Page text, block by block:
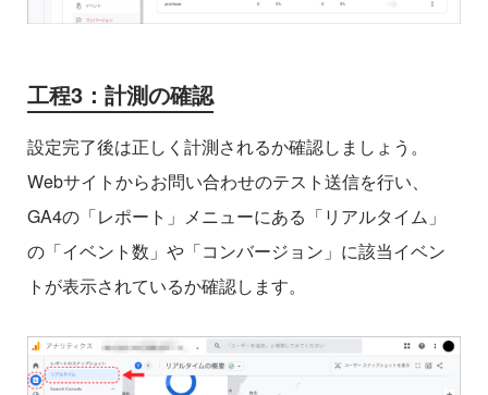
工程3：計測の確認
設定完了後は正しく計測されるか確認しましょう。
Webサイトからお問い合わせのテスト送信を行い、
GA4の「レポート」メニューにある「リアルタイム」
の「イベント数」や「コンバージョン」に該当イベン
トが表示されているか確認します。